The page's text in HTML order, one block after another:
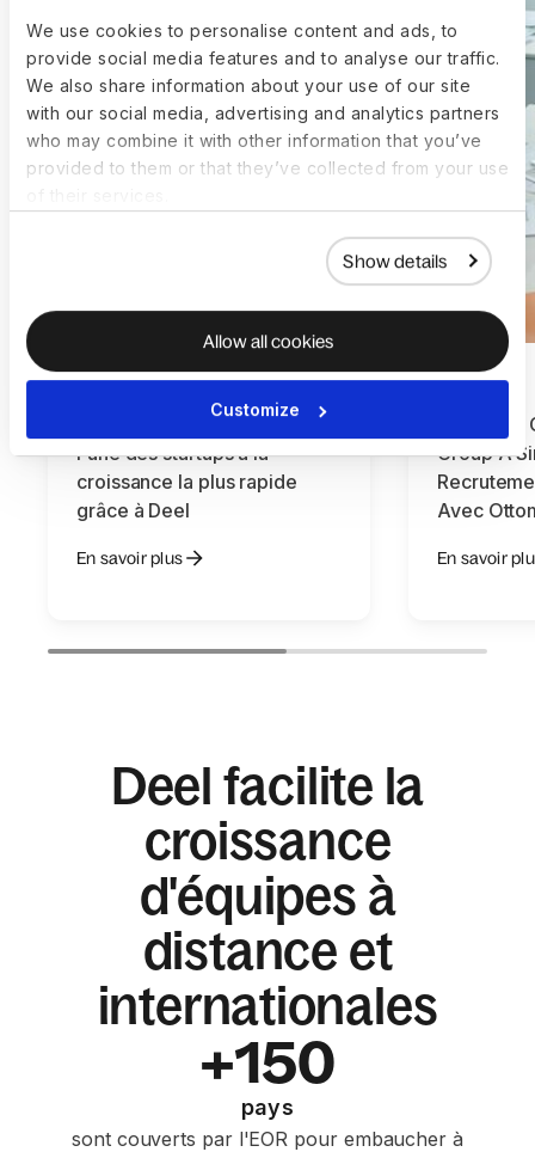
We use cookies to personalise content and ads, to
provide social media features and to analyse our traffic.
We also share information about your use of our site
with our social media, advertising and analytics partners
who may combine it with other information that you’ve
provided to them or that they’ve collected from your use
Show details
Allow all cookies
Customize
Comment Veriff est devenue
l'une des startups à la
croissance la plus rapide
grâce à Deel
En savoir plus
Group A
Avec
En savoir
Deel facilite la
croissance
d'équipes à
distance et
internationales
+150
pays
sont couverts par l'EOR pour embaucher à